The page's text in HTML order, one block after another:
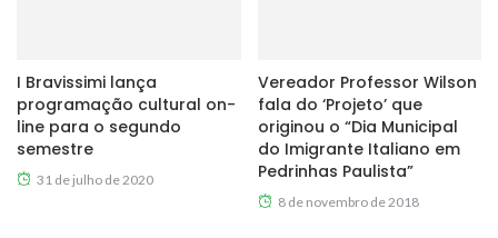
I Bravissimi lança
programação cultural on-
line para o segundo
semestre
31 de julho de 2020
Vereador Professor Wilson
fala do ‘Projeto’ que
originou o “Dia Municipal
do Imigrante Italiano em
Pedrinhas Paulista”
8 de novembro de 2018